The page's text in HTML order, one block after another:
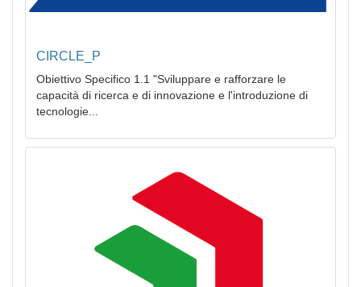
CIRCLE_P
Obiettivo Specifico 1.1 "Sviluppare e rafforzare le
capacità di ricerca e di innovazione e l'introduzione di
tecnologie...